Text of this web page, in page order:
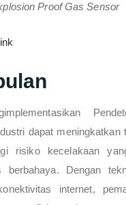
Proof Gas Sensor
dapat meningkatkan
risiko kecelakaan
berbahaya. Dengan
internet,